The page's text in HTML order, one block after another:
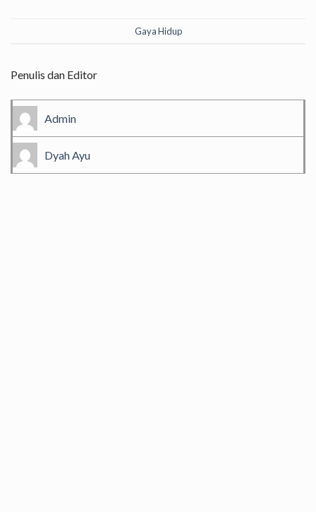
Gaya Hidup
Penulis dan Editor
Admin
Dyah Ayu